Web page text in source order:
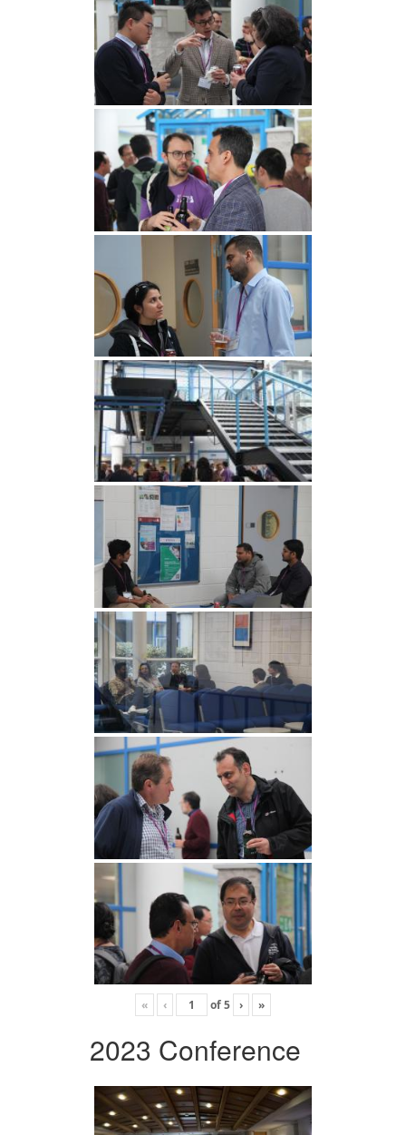
« ‹ of5 › »
2023 Conference